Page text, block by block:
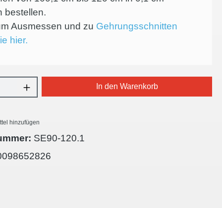
bestellen.
Ausmessen und zu Gehrungsschnitten
hier.
Gib den gewünschten Wert ein
In den Warenkorb
hinzufügen
SE90-120.1